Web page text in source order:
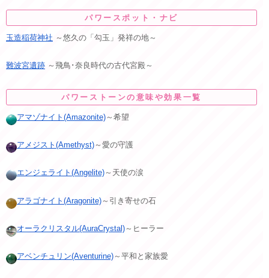
パワースポット・ナビ
玉造稲荷神社 ～悠久の「勾玉」発祥の地～
難波宮遺跡 ～飛鳥･奈良時代の古代宮殿～
パワーストーンの意味や効果一覧
アマゾナイト(Amazonite)～希望
アメジスト(Amethyst)～愛の守護
エンジェライト(Angelite)～天使の涙
アラゴナイト(Aragonite)～引き寄せの石
オーラクリスタル(AuraCrystal)～ヒーラー
アベンチュリン(Aventurine)～平和と家族愛